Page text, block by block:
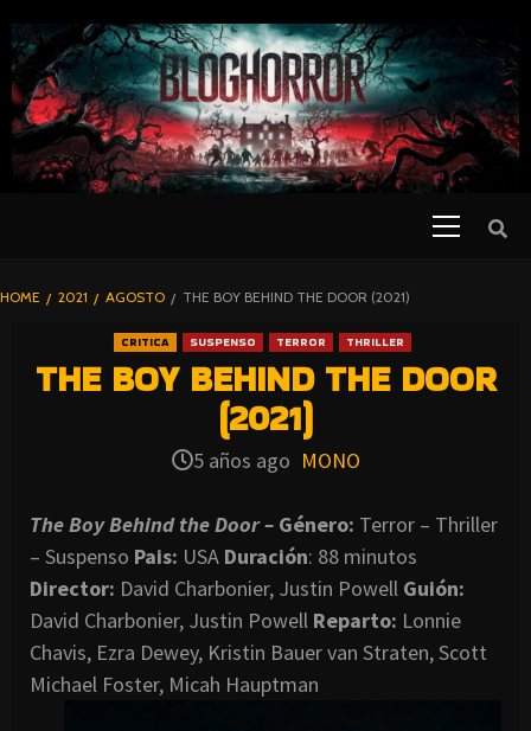
TO
CONTENT
BLOGHORROR
HOME 2021 AGOSTO THE BOY BEHIND THE DOOR (2021)
CRITICA SUSPENSO TERROR THRILLER
THE BOY BEHIND THE DOOR
(2021)
5 años ago MONO
The Boy Behind the Door – Género: Terror – Thriller
– Suspenso Pais: USA Duración: 88 minutos
Director: David Charbonier, Justin Powell Guión:
David Charbonier, Justin Powell Reparto: Lonnie
Chavis, Ezra Dewey, Kristin Bauer van Straten, Scott
Michael Foster, Micah Hauptman